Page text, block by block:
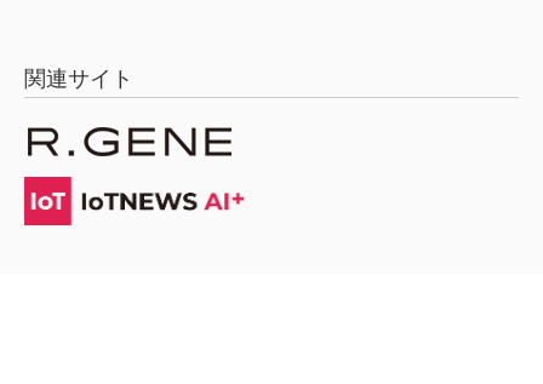
関連サイト